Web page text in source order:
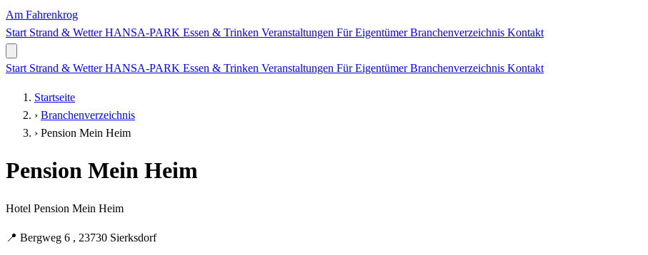
Am Fahrenkrog
Start Strand & WetterHANSA-PARK Essen & Trinken Veranstaltungen Für EigentümerBranchenverzeichnis Kontakt
Start Strand & WetterHANSA-PARK Essen & Trinken Veranstaltungen Für EigentümerBranchenverzeichnis Kontakt
Startseite
› Branchenverzeichnis
› Pension Mein Heim
Pension Mein Heim
Hotel Pension Mein Heim
📍 Bergweg 6 , 23730 Sierksdorf